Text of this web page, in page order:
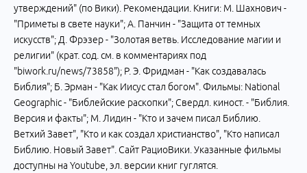
утверждений" (по Вики). Рекомендации. Книги: М. Шахнович -
"Приметы в свете науки"; А. Панчин - "Защита от темных
искусств"; Д. Фрэзер - "Золотая ветвь. Исследование магии и
религии" (крат. сод. см. в комментариях под
"biwork.ru/news/73858"); Р. Э. Фридман - "Как создавалась
Библия"; Б. Эрман - "Как Иисус стал богом". Фильмы: National
Geographic - "Библейские раскопки"; Свердл. киност. - "Библия.
Версия и факты"; М. Лидин - "Кто и зачем писал Библию.
Ветхий Завет", "Кто и как создал христианство", "Кто написал
Библию. Новый Завет". Сайт РациоВики. Указанные фильмы
доступны на Youtube, эл. версии книг гуглятся.